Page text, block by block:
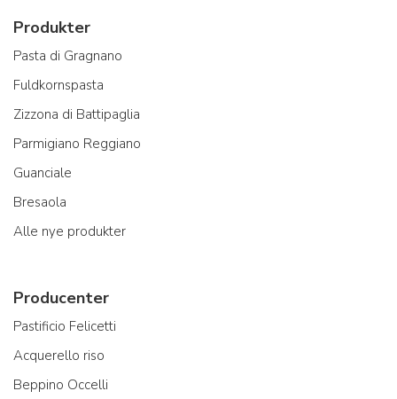
Produkter
Pasta di Gragnano
Fuldkornspasta
Zizzona di Battipaglia
Parmigiano Reggiano
Guanciale
Bresaola
Alle nye produkter
Producenter
Pastificio Felicetti
Acquerello riso
Beppino Occelli